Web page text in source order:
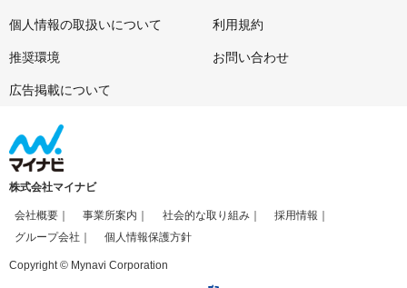
個人情報の取扱いについて 利用規約
推奨環境 お問い合わせ
広告掲載について
株式会社マイナビ
会社概要 事業所案内 社会的な取り組み
採用情報
グループ会社
個人情報保護方針
Copyright © Mynavi Corporation